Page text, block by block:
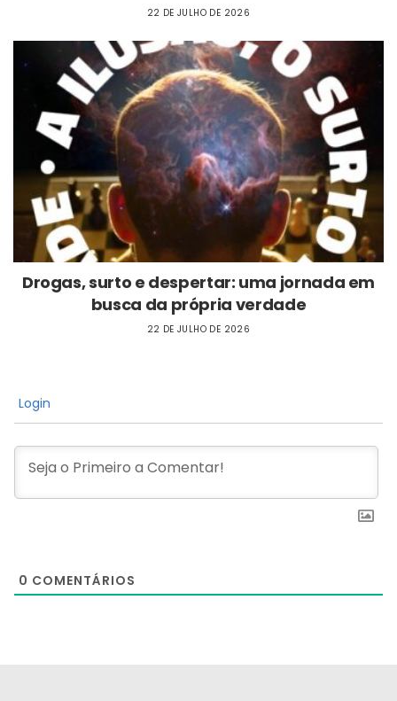
22 DE JULHO DE 2026
Drogas, surto e despertar: uma jornada em
busca da própria verdade
22 DE JULHO DE 2026
Login
0 COMENTÁRIOS